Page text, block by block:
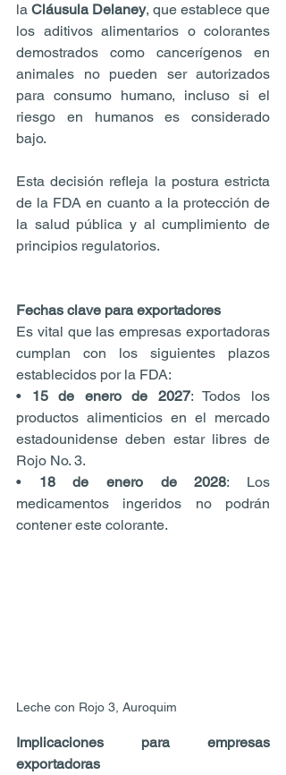
la Cláusula Delaney, que establece que
los aditivos alimentarios o colorantes
demostrados como cancerígenos en
animales no pueden ser autorizados
para consumo humano, incluso si el
riesgo en humanos es considerado
bajo.
Esta decisión refleja la postura estricta
de la FDA en cuanto a la protección de
la salud pública y al cumplimiento de
principios regulatorios.
Fechas clave para exportadores
Es vital que las empresas exportadoras
cumplan con los siguientes plazos
establecidos por la FDA:
• 15 de enero de 2027: Todos los
productos alimenticios en el mercado
estadounidense deben estar libres de
Rojo No. 3.
• 18 de enero de 2028: Los
medicamentos ingeridos no podrán
contener este colorante.
Leche con Rojo 3, Auroquim
Implicaciones para empresas
exportadoras